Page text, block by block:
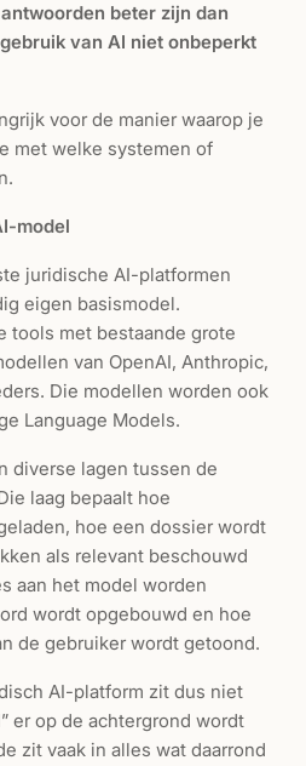
beter zijn dan
van AI niet onbeperkt
voor de manier waarop je
met welke systemen of
model
juridische AI-platformen
eigen basismodel.
tools met bestaande grote
van OpenAI, Anthropic,
Die modellen worden ook
Language Models.
diverse lagen tussen de
laag bepaalt hoe
hoe een dossier wordt
als relevant beschouwd
aan het model worden
wordt opgebouwd en hoe
de gebruiker wordt getoond.
AI-platform zit dus niet
er op de achtergrond wordt
zit vaak in alles wat daarrond